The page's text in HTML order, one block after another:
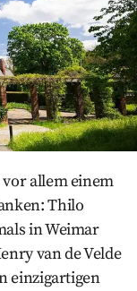
allem einem
Thilo
in Weimar
van de Velde
einzigartigen